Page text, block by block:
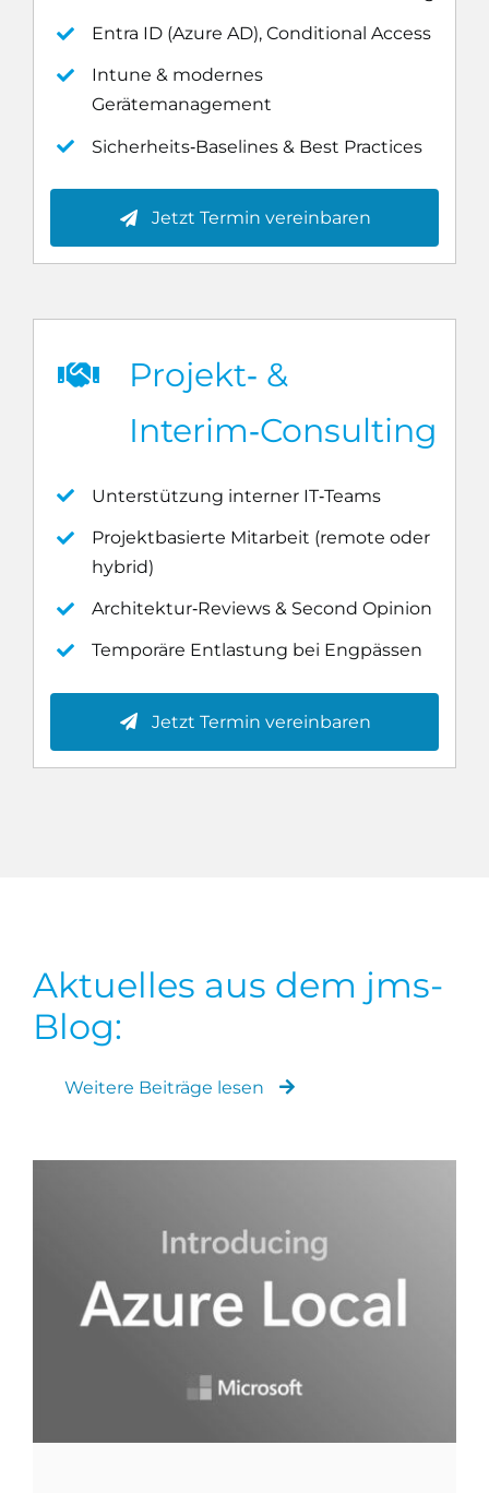
Entra ID (Azure AD), Conditional Access
Intune & modernes
Gerätemanagement
Sicherheits‑Baselines & Best Practices
Jetzt Termin vereinbaren
Projekt‑ &
Interim‑Consulting
Unterstützung interner IT‑Teams
Projektbasierte Mitarbeit (remote oder
hybrid)
Architektur‑Reviews & Second Opinion
Temporäre Entlastung bei Engpässen
Jetzt Termin vereinbaren
Aktuelles aus dem jms-
Blog:
Weitere Beiträge lesen